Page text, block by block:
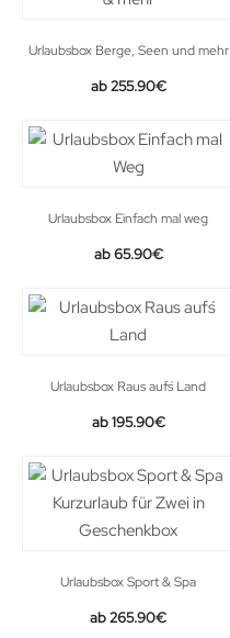
Urlaubsbox Berge, Seen und mehr
255.90€
Urlaubsbox Einfach mal weg
65.90€
Urlaubsbox Raus auf´s Land
195.90€
Urlaubsbox Sport & Spa
265.90€